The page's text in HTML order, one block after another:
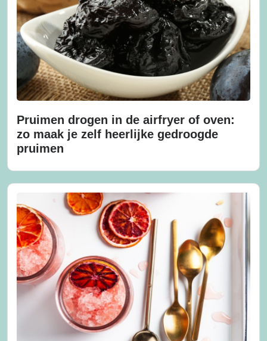
Pruimen drogen in de airfryer of oven:
zo maak je zelf heerlijke gedroogde
pruimen